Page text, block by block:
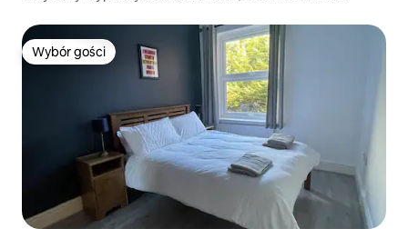
Wybór gości
Wybór gości